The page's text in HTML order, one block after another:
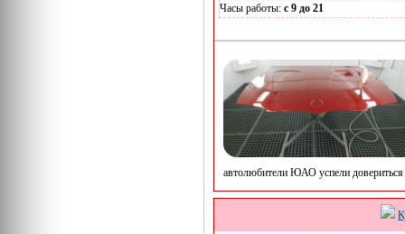
Часы работы: с 9 до 21
автолюбители ЮАО успели